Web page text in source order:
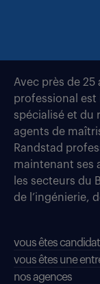
Avec près de 25
professional est
spécialisé et du
agents de
Randstad
maintenant ses
les secteurs du
de l’ingénierie,
vous êtes
vous êtes une
nos agences